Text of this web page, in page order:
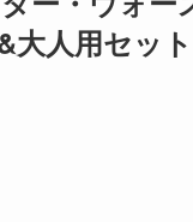
大人用セッ